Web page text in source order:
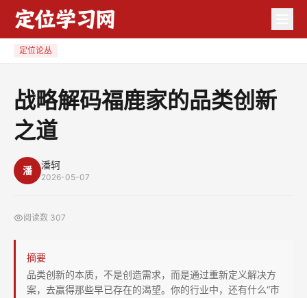
定位论丛
战略解码福鹿家的品类创新
之道
潘 潘轲
2026-05-07
阅读数 307
摘要
品类创新的本质，不是创造需求，而是通过重新定义解决方
案，去赢得那些早已存在的渴望。你的行业中，还有什么“市